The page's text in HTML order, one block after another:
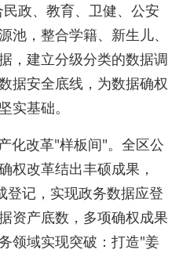
政、教育、卫健、公安
池，整合学籍、新生儿、
，建立分级分类的数据调
据安全底线，为数据确权
实基础。
化改革"样板间"。全区公
权改革结出丰硕成果，
登记，实现政务数据应登
资产底数，多项确权成果
领域实现突破：打造"姜